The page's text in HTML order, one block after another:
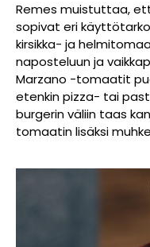
Remes muistuttaa,
sopivat eri
kirsikka- ja
naposteluun ja
Marzano -tomaatit
etenkin pizza- tai
burgerin väliin taas
tomaatin lisäksi